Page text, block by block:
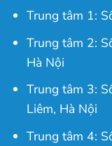
Trung tâm 1:
Trung tâm 2:
Hà Nội
Trung tâm 3:
Liêm, Hà Nội
Trung tâm 4: